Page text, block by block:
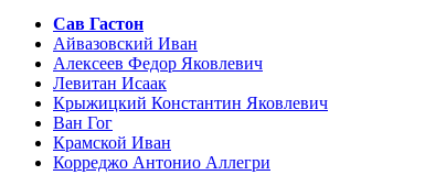
Сав Гастон
Айвазовский Иван
Алексеев Федор Яковлевич
Левитан Исаак
Крыжицкий Константин Яковлевич
Ван Гог
Крамской Иван
Корреджо Антонио Аллегри